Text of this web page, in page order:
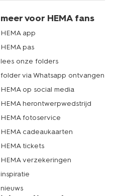
meer voor HEMA fans
HEMA app
HEMA pas
lees onze folders
folder via Whatsapp ontvangen
HEMA op social media
HEMA herontwerpwedstrijd
HEMA fotoservice
HEMA cadeaukaarten
HEMA tickets
HEMA verzekeringen
inspiratie
nieuws